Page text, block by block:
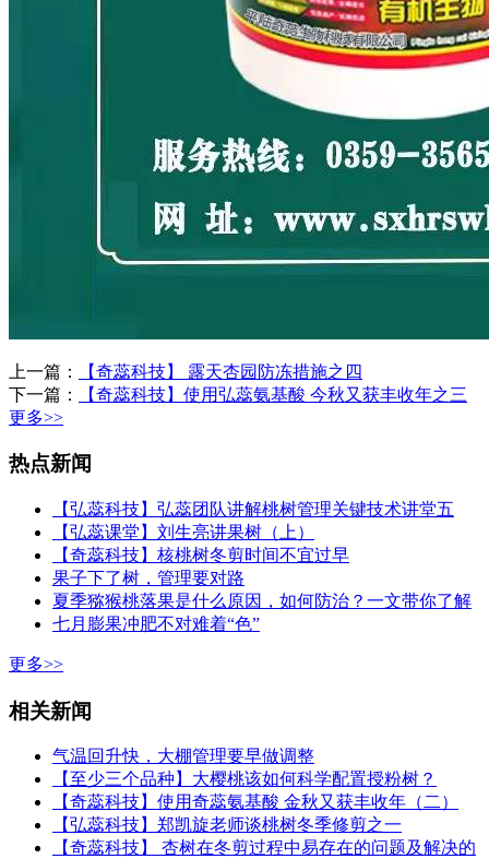
上一篇：
【奇蕊科技】 露天杏园防冻措施之四
下一篇：
【奇蕊科技】使用弘蕊氨基酸 今秋又获丰收年之三
更多>>
热点新闻
【弘蕊科技】弘蕊团队讲解桃树管理关键技术讲堂五
【弘蕊课堂】刘生亮讲果树（上）
【奇蕊科技】核桃树冬剪时间不宜过早
果子下了树，管理要对路
夏季猕猴桃落果是什么原因，如何防治？一文带你了解
七月膨果冲肥不对难着“色”
更多>>
相关新闻
气温回升快，大棚管理要早做调整
【至少三个品种】大樱桃该如何科学配置授粉树？
【奇蕊科技】使用奇蕊氨基酸 金秋又获丰收年（二）
【弘蕊科技】郑凯旋老师谈桃树冬季修剪之一
【奇蕊科技】 杏树在冬剪过程中易存在的问题及解决的